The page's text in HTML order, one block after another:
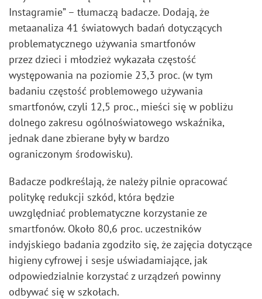
Instagramie” – tłumaczą badacze. Dodają, że
metaanaliza 41 światowych badań dotyczących
problematycznego używania smartfonów
przez dzieci i młodzież wykazała częstość
występowania na poziomie 23,3 proc. (w tym
badaniu częstość problemowego używania
smartfonów, czyli 12,5 proc., mieści się w pobliżu
dolnego zakresu ogólnoświatowego wskaźnika,
jednak dane zbierane były w bardzo
ograniczonym środowisku).
Badacze podkreślają, że należy pilnie opracować
politykę redukcji szkód, która będzie
uwzględniać problematyczne korzystanie ze
smartfonów. Około 80,6 proc. uczestników
indyjskiego badania zgodziło się, że zajęcia dotyczące
higieny cyfrowej i sesje uświadamiające, jak
odpowiedzialnie korzystać z urządzeń powinny
odbywać się w szkołach.